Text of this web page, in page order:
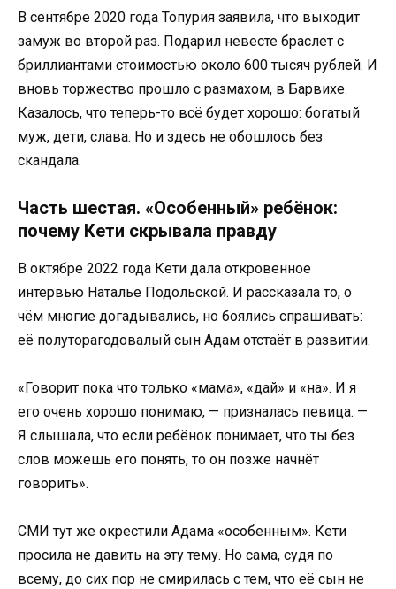
В сентябре 2020 года Топурия заявила, что выходит
замуж во второй раз. Подарил невесте браслет с
бриллиантами стоимостью около 600 тысяч рублей. И
вновь торжество прошло с размахом, в Барвихе.
Казалось, что теперь-то всё будет хорошо: богатый
муж, дети, слава. Но и здесь не обошлось без
скандала.
Часть шестая. «Особенный» ребёнок:
почему Кети скрывала правду
В октябре 2022 года Кети дала откровенное
интервью Наталье Подольской. И рассказала то, о
чём многие догадывались, но боялись спрашивать:
её полуторагодовалый сын Адам отстаёт в развитии.
«Говорит пока что только «мама», «дай» и «на». И я
его очень хорошо понимаю, — призналась певица. —
Я слышала, что если ребёнок понимает, что ты без
слов можешь его понять, то он позже начнёт
говорить».
СМИ тут же окрестили Адама «особенным». Кети
просила не давить на эту тему. Но сама, судя по
всему, до сих пор не смирилась с тем, что её сын не